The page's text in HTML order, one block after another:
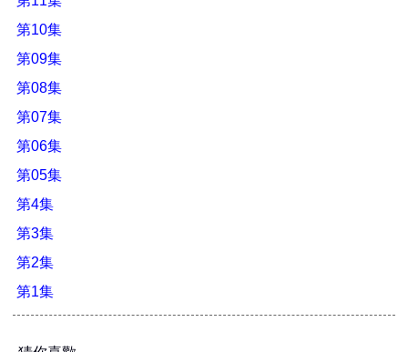
第10集
第09集
第08集
第07集
第06集
第05集
第4集
第3集
第2集
第1集